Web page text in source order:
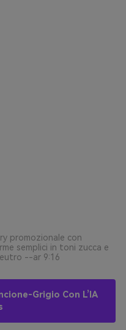
promozionale con
semplici in toni zucca e
--ar 9:16
Grigio Con L’IA